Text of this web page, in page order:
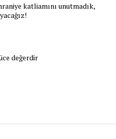
katliamını unutmadık,
değerdir